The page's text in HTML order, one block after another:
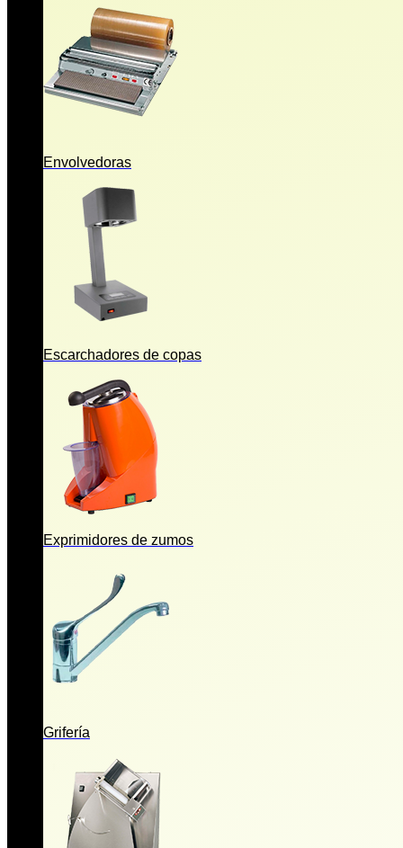
Envolvedoras
Escarchadores de copas
Exprimidores de zumos
Grifería